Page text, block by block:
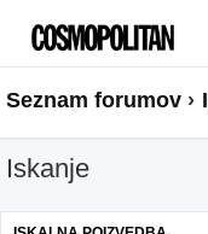
Seznam forumov
Iskanje